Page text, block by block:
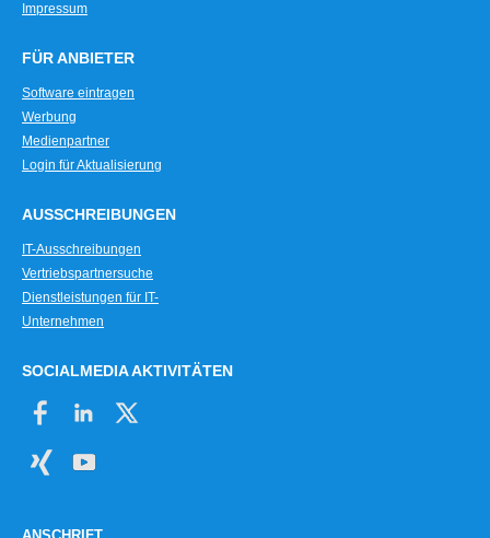
Impressum
FÜR ANBIETER
Software eintragen
Werbung
Medienpartner
Login für Aktualisierung
AUSSCHREIBUNGEN
IT-Ausschreibungen
Vertriebspartnersuche
Dienstleistungen für IT-
Unternehmen
SOCIALMEDIA AKTIVITÄTEN